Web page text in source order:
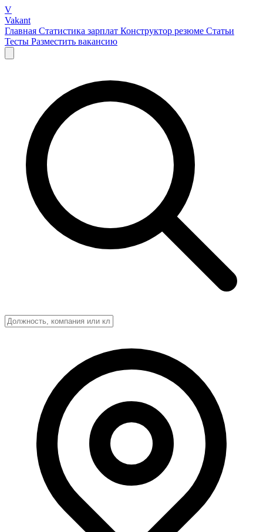
V
Vakant
Главная Статистика зарплат Конструктор резюме Статьи
Тесты Разместить вакансию